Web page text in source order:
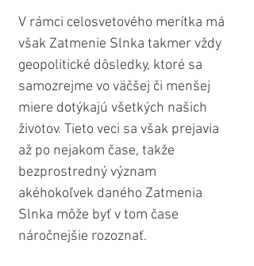
V rámci celosvetového merítka má
však Zatmenie Slnka takmer vždy
geopolitické dôsledky, ktoré sa
samozrejme vo väčšej či menšej
miere dotýkajú všetkých našich
životov. Tieto veci sa však prejavia
až po nejakom čase, takže
bezprostredný význam
akéhokoľvek daného Zatmenia
Slnka môže byť v tom čase
náročnejšie rozoznať.